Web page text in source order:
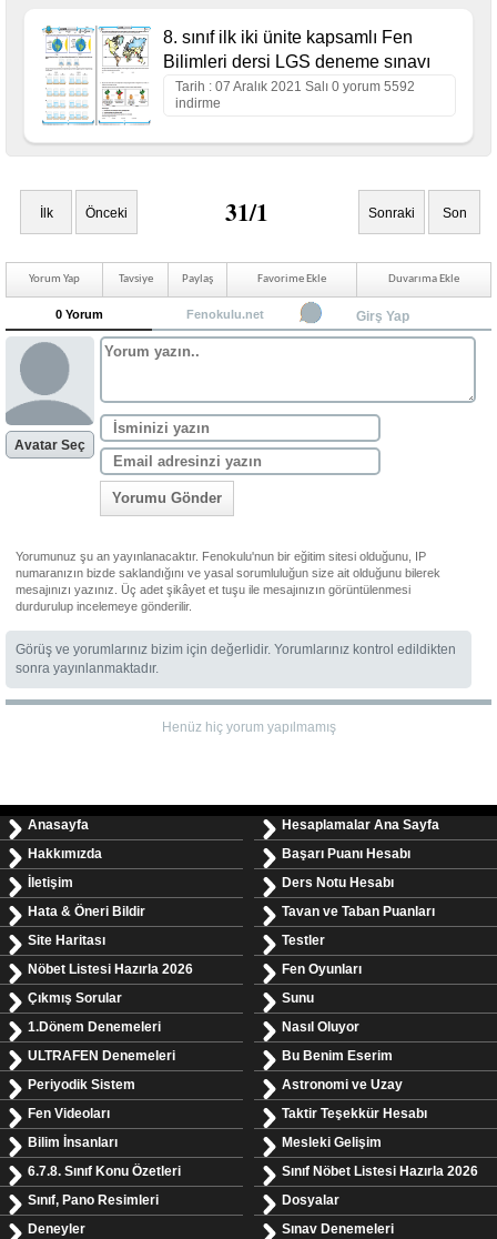
8. sınıf ilk iki ünite kapsamlı Fen
Bilimleri dersi LGS deneme sınavı
Tarih : 07 Aralık 2021 Salı 0 yorum 5592
indirme
İlk Önceki 31/1 Sonraki Son
Yorum Yap Tavsiye Paylaş Favorime Ekle Duvarıma Ekle
0 Yorum Fenokulu.net Girş Yap
Avatar Seç
Yorumu Gönder
Yorumunuz şu an yayınlanacaktır. Fenokulu'nun bir eğitim sitesi olduğunu, IP
numaranızın bizde saklandığını ve yasal sorumluluğun size ait olduğunu bilerek
mesajınızı yazınız. Üç adet şikâyet et tuşu ile mesajınızın görüntülenmesi
durdurulup incelemeye gönderilir.
Görüş ve yorumlarınız bizim için değerlidir. Yorumlarınız kontrol edildikten
sonra yayınlanmaktadır.
Henüz hiç yorum yapılmamış
Anasayfa
Hakkımızda
İletişim
Hata & Öneri Bildir
Site Haritası
Nöbet Listesi Hazırla 2026
Çıkmış Sorular
1.Dönem Denemeleri
ULTRAFEN Denemeleri
Periyodik Sistem
Fen Videoları
Bilim İnsanları
6.7.8. Sınıf Konu Özetleri
Sınıf, Pano Resimleri
Deneyler
Hesaplamalar Ana Sayfa
Başarı Puanı Hesabı
Ders Notu Hesabı
Tavan ve Taban Puanları
Testler
Fen Oyunları
Sunu
Nasıl Oluyor
Bu Benim Eserim
Astronomi ve Uzay
Taktir Teşekkür Hesabı
Mesleki Gelişim
Sınıf Nöbet Listesi Hazırla 2026
Dosyalar
Sınav Denemeleri